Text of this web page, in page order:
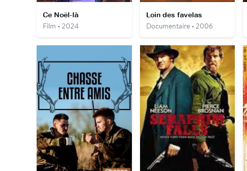
Ce Noël-là
Film • 2024
Loin des favelas
Documentaire • 2006